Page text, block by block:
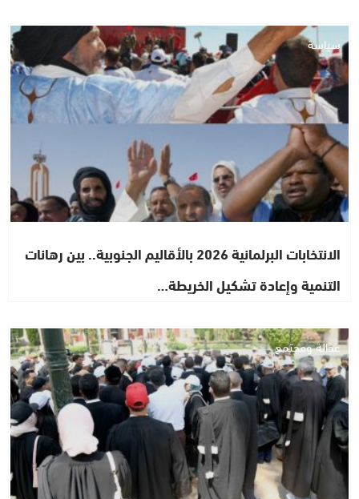
سياسة
الانتخابات البرلمانية 2026 بالأقاليم الجنوبية.. بين رهانات
التنمية وإعادة تشكيل الخريطة…
عدالة ومجتمع